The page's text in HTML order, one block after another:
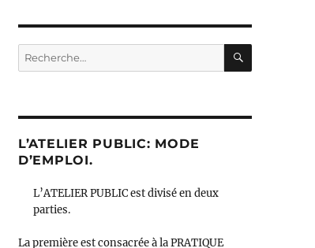
Recherche
pour :
L’ATELIER PUBLIC: MODE
D’EMPLOI.
L’ATELIER PUBLIC est divisé en deux
parties.
La première est consacrée à la PRATIQUE